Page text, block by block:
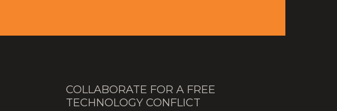
COLLABORATE FOR A FREE
TECHNOLOGY CONFLICT